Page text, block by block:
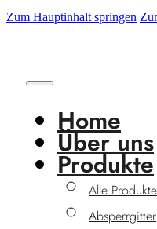
Zum Hauptinhalt springen
Home
Über uns
Produkte
Alle Produkte
Absperrgitter